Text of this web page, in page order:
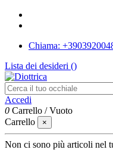
Chiama:
Lista dei desideri ()
Accedi
0 Carrello /Vuoto
Carrello
×
Non ci sono più articoli nel